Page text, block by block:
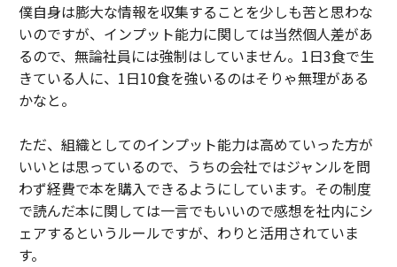
僕自身は膨大な情報を収集することを少しも苦と思わな
いのですが、インプット能力に関しては当然個人差があ
るので、無論社員には強制はしていません。1日3食で生
きている人に、1日10食を強いるのはそりゃ無理がある
かなと。
ただ、組織としてのインプット能力は高めていった方が
いいとは思っているので、うちの会社ではジャンルを問
わず経費で本を購入できるようにしています。その制度
で読んだ本に関しては一言でもいいので感想を社内にシ
ェアするというルールですが、わりと活用されていま
す。